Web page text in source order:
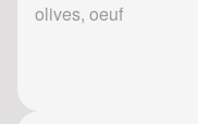
olives, oeuf